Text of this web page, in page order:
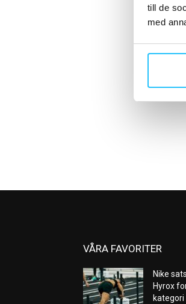
till de
med
VÅRA FAVORITER
Nike
Hyrox
kategori